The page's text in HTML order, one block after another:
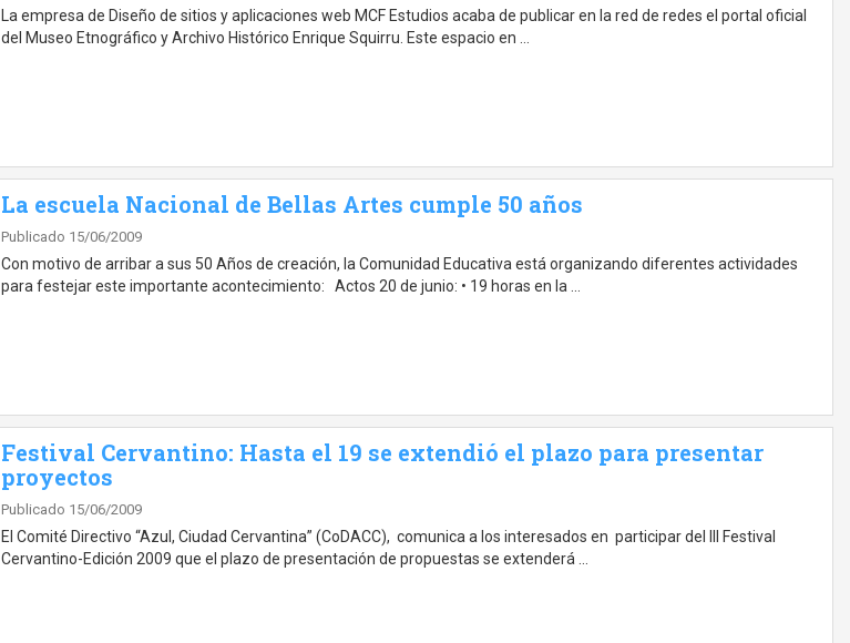
La empresa de Diseño de sitios y aplicaciones web MCF Estudios acaba de publicar en la red de redes el portal oficial
del Museo Etnográfico y Archivo Histórico Enrique Squirru. Este espacio en …
La escuela Nacional de Bellas Artes cumple 50 años
Publicado 15/06/2009
Con motivo de arribar a sus 50 Años de creación, la Comunidad Educativa está organizando diferentes actividades
para festejar este importante acontecimiento: Actos 20 de junio: • 19 horas en la …
Festival Cervantino: Hasta el 19 se extendió el plazo para presentar
proyectos
Publicado 15/06/2009
El Comité Directivo “Azul, Ciudad Cervantina” (CoDACC), comunica a los interesados en participar del III Festival
Cervantino-Edición 2009 que el plazo de presentación de propuestas se extenderá …